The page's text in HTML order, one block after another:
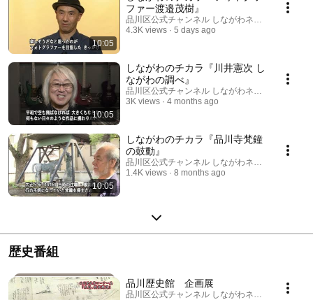
10:05
ファー渡邉茂樹』
品川区公式チャンネル しながわネットTV
4.3K views
5 days ago
10:05
しながわのチカラ『川井憲次 し
ながわの調べ』
品川区公式チャンネル しながわネットTV
3K views
4 months ago
10:05
しながわのチカラ『品川寺梵鐘
の鼓動』
品川区公式チャンネル しながわネットTV
1.4K views
8 months ago
歴史番組
品川歴史館 企画展
品川区公式チャンネル しながわネットTV ·